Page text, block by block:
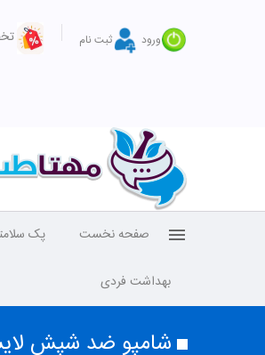
ورود ثبت نام
صفحه نخست پک
بهداشت فردی
شامپو ضد شپش